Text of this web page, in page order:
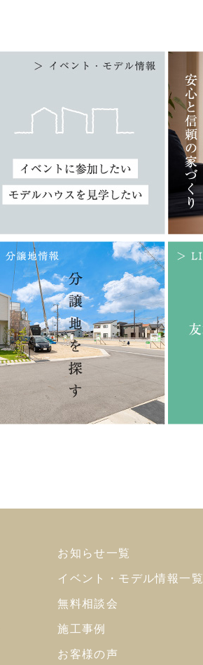
お知らせ一覧
イベント・モデル情報一覧
無料相談会
施工事例
お客様の声